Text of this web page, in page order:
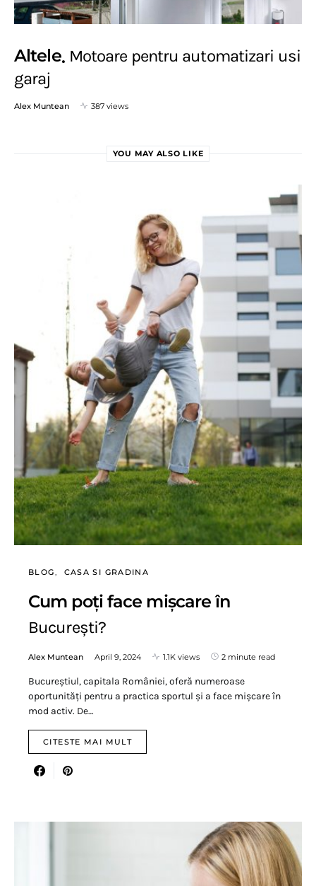
Altele Motoare pentru automatizari usi
garaj
Alex Muntean 387 views
YOU MAY ALSO LIKE
BLOG CASA SI GRADINA
Cum poți face mișcare în
București?
Alex Muntean April 9, 2024 1.1K views 2 minute read
Bucureștiul, capitala României, oferă numeroase
oportunități pentru a practica sportul și a face mișcare în
mod activ. De…
CITESTE MAI MULT